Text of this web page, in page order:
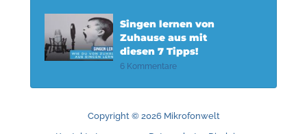
Singen lernen von
Zuhause aus mit
diesen 7 Tipps!
6 Kommentare
Copyright © 2026 Mikrofonwelt